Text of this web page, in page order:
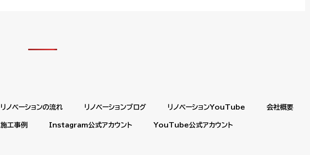
リノベーションの流れ リノベーションブログ リノベーションYouTube 会社概要
施工事例 Instagram公式アカウント YouTube公式アカウント